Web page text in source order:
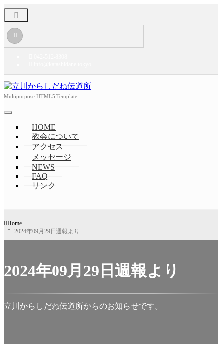
Multipurpose HTML5 Template
HOME
教会について
アクセス
メッセージ
NEWS
FAQ
リンク
Home
2024年09月29日週報より
2024年09月29日週報より
立川からしだね伝道所からのお知らせです。